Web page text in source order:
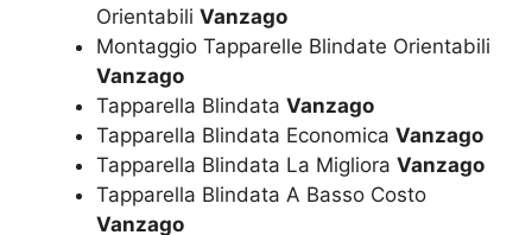
Orientabili Vanzago
Montaggio Tapparelle Blindate Orientabili
Vanzago
Tapparella Blindata Vanzago
Tapparella Blindata Economica Vanzago
Tapparella Blindata La Migliora Vanzago
Tapparella Blindata A Basso Costo
Vanzago